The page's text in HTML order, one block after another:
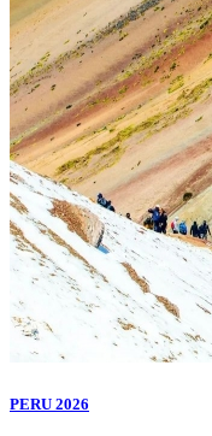
PERU 2026